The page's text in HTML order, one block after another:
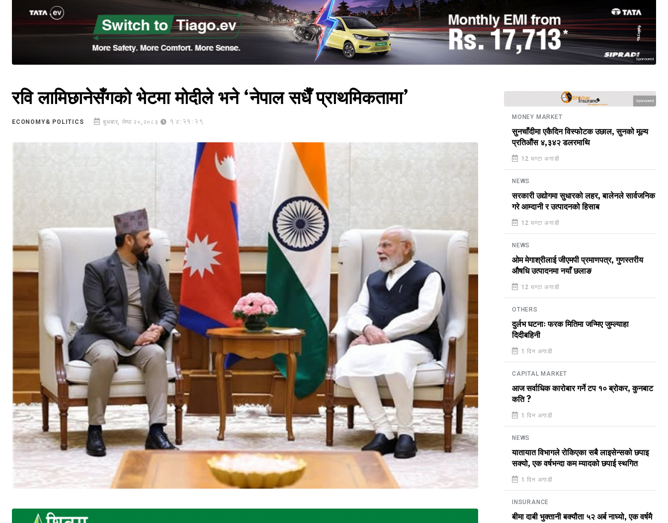
Sponsored
रवि लामिछानेसँगको भेटमा मोदीले भने ‘नेपाल सधैँ प्राथमिकतामा’
ECONOMY& POLITICS बुधबार, जेष्ठ २०,२०८३ 14:21:29
Sponsored
MONEY MARKET
सुनचाँदीमा एकैदिन विस्फोटक उछाल, सुनको मूल्य
प्रतिऔंस ४,३४२ डलरमाथि
12 घण्टा अगाडी
NEWS
सरकारी उद्योगमा सुधारको लहर, बालेनले सार्वजनिक
गरे आम्दानी र उत्पादनको हिसाब
12 घण्टा अगाडी
NEWS
ओम मेगाश्रीलाई जीएमपी प्रमाणपत्र, गुणस्तरीय
औषधि उत्पादनमा नयाँ छलाङ
12 घण्टा अगाडी
OTHERS
दुर्लभ घटनाः फरक मितिमा जन्मिए जुम्ल्याहा
दिदीबहिनी
1 दिन अगाडी
CAPITAL MARKET
आज सर्वाधिक कारोबार गर्ने टप १० ब्रोकर, कुनबाट
कति ?
1 दिन अगाडी
NEWS
यातायात विभागले रोकिएका सबै लाइसेन्सको छपाइ
सक्यो, एक वर्षभन्दा कम म्यादको छपाई स्थगित
1 दिन अगाडी
INSURANCE
बीमा दाबी भुक्तानी बक्यौता ५२ अर्ब नाघ्यो, एक वर्षमै